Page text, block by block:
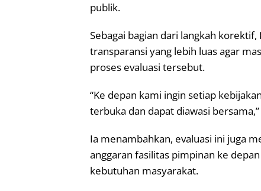
publik.
Sebagai bagian dari langkah
transparansi yang lebih luas agar
proses evaluasi tersebut.
“Ke depan kami ingin setiap
terbuka dan dapat diawasi
Ia menambahkan, evaluasi ini juga
anggaran fasilitas pimpinan ke
kebutuhan masyarakat.